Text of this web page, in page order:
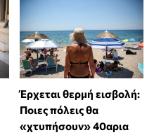
Έρχεται θερμή εισβολή:
Ποιες πόλεις θα
«χτυπήσουν» 40αρια